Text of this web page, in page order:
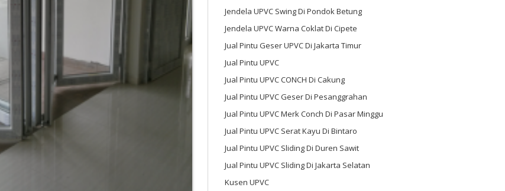
Jendela UPVC Swing Di Pondok Betung
Jendela UPVC Warna Coklat Di Cipete
Jual Pintu Geser UPVC Di Jakarta Timur
Jual Pintu UPVC
Jual Pintu UPVC CONCH Di Cakung
Jual Pintu UPVC Geser Di Pesanggrahan
Jual Pintu UPVC Merk Conch Di Pasar Minggu
Jual Pintu UPVC Serat Kayu Di Bintaro
Jual Pintu UPVC Sliding Di Duren Sawit
Jual Pintu UPVC Sliding Di Jakarta Selatan
Kusen UPVC